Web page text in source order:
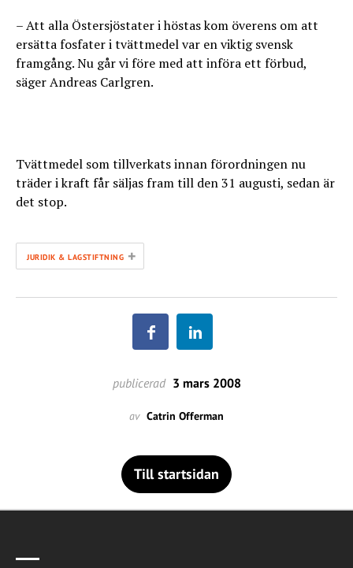
– Att alla Östersjöstater i höstas kom överens om att
ersätta fosfater i tvättmedel var en viktig svensk
framgång. Nu går vi före med att införa ett förbud,
säger Andreas Carlgren.
Tvättmedel som tillverkats innan förordningen nu
träder i kraft får säljas fram till den 31 augusti, sedan är
det stop.
JURIDIK & LAGSTIFTNING +
publicerad 3 mars 2008
av Catrin Offerman
Till startsidan